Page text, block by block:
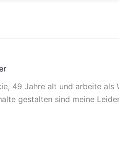
49 Jahre alt und arbeite als
gestalten sind meine